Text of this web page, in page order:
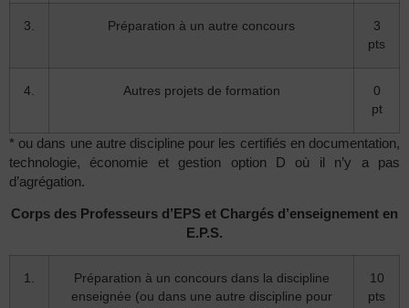
3. Préparation à un autre concours
3
pts
4. Autres projets de formation
0
pt
* ou dans une autre discipline pour les certifiés en documentation,
technologie, économie et gestion option D où il n’y a pas
d’agrégation.
Corps des Professeurs d’EPS et Chargés d’enseignement en
E.P.S.
1.
Préparation à un concours dans la discipline
enseignée (ou dans une autre discipline pour
10
pts